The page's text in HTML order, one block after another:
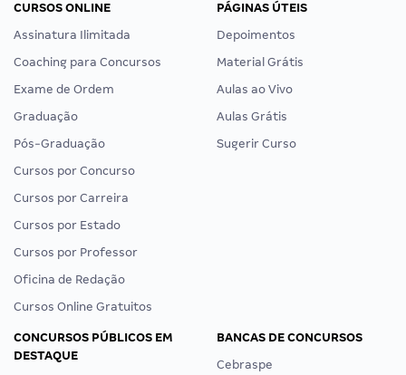
CURSOS ONLINE
Assinatura Ilimitada
Coaching para Concursos
Exame de Ordem
Graduação
Pós-Graduação
Cursos por Concurso
Cursos por Carreira
Cursos por Estado
Cursos por Professor
Oficina de Redação
Cursos Online Gratuitos
PÁGINAS ÚTEIS
Depoimentos
Material Grátis
Aulas ao Vivo
Aulas Grátis
Sugerir Curso
CONCURSOS PÚBLICOS EM
DESTAQUE
BANCAS DE CONCURSOS
Cebraspe